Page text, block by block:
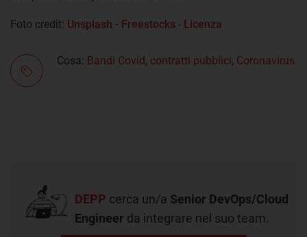
Foto credit: Unsplash - Freestocks - Licenza
Cosa: Bandi Covid, contratti pubblici, Coronavirus
DEPP cerca un/a Senior DevOps/Cloud
Engineer da integrare nel suo team.